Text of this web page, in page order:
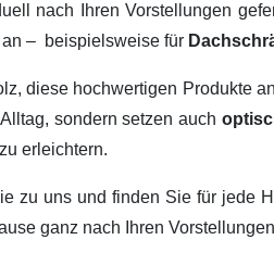
nach Ihren Vorstellungen
an – beispielsweise für
diese hochwertigen Produkte
sondern setzen auch
erleichtern.
zu uns und finden Sie für jede
ganz nach Ihren